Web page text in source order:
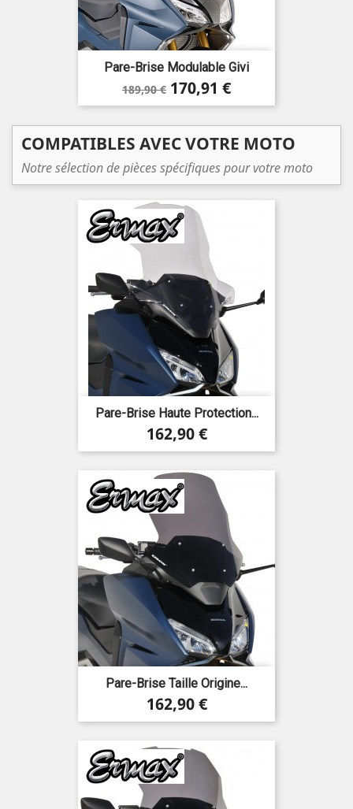
Pare-Brise Modulable Givi
Prix
de
189,90 € Prix
170,91 €
COMPATIBLES AVEC VOTRE MOTO
Notre sélection de pièces spécifiques pour votre moto
Pare-Brise Haute Protection...
Prix
162,90 €
Pare-Brise Taille Origine...
Prix
162,90 €